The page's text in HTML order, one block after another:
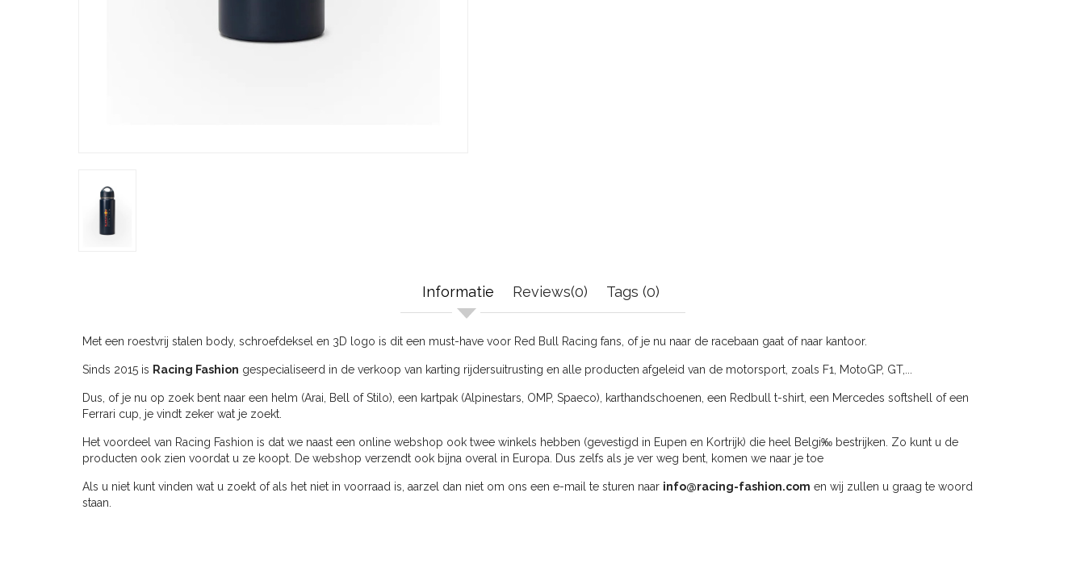
Informatie Reviews(0) Tags (0)
Met een roestvrij stalen body, schroefdeksel en 3D logo is dit een must-have voor Red Bull Racing fans, of je nu naar de racebaan gaat of naar kantoor.
Sinds 2015 is Racing Fashion gespecialiseerd in de verkoop van karting rijdersuitrusting en alle producten afgeleid van de motorsport, zoals F1, MotoGP, GT,...
Dus, of je nu op zoek bent naar een helm (Arai, Bell of Stilo), een kartpak (Alpinestars, OMP, Spaeco), karthandschoenen, een Redbull t-shirt, een Mercedes softshell of een
Ferrari cup, je vindt zeker wat je zoekt.
Het voordeel van Racing Fashion is dat we naast een online webshop ook twee winkels hebben (gevestigd in Eupen en Kortrijk) die heel Belgi‰ bestrijken. Zo kunt u de
producten ook zien voordat u ze koopt. De webshop verzendt ook bijna overal in Europa. Dus zelfs als je ver weg bent, komen we naar je toe
Als u niet kunt vinden wat u zoekt of als het niet in voorraad is, aarzel dan niet om ons een e-mail te sturen naar info@racing-fashion.com en wij zullen u graag te woord
staan.